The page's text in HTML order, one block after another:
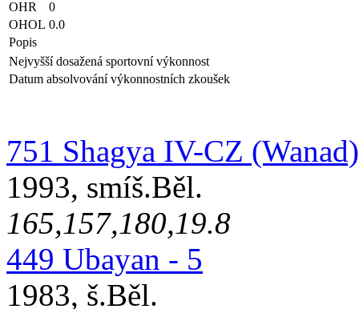
OHR
0
OHOL 0.0
Popis
Nejvyšší dosažená sportovní výkonnost
Datum absolvování výkonnostních zkoušek
751 Shagya IV-CZ (Wanad)
1993, smíš.Běl.
165,157,180,19.8
449 Ubayan - 5
1983, š.Běl.